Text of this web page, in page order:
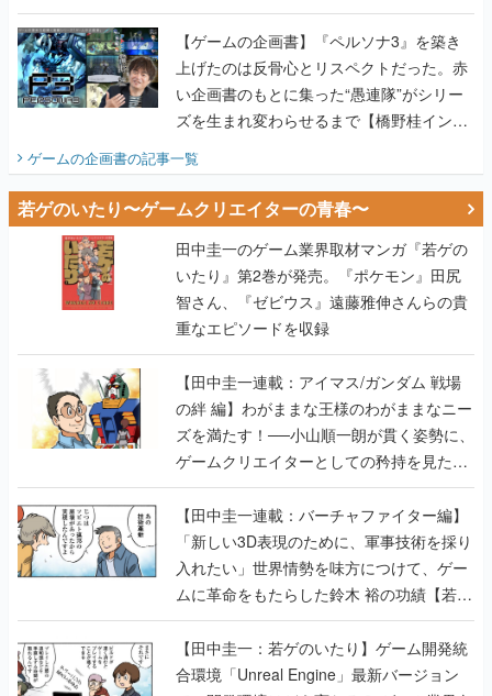
画書】
【ゲームの企画書】『ペルソナ3』を築き
上げたのは反骨心とリスペクトだった。赤
い企画書のもとに集った“愚連隊”がシリー
ズを生まれ変わらせるまで【橋野桂インタ
ビュー】
ゲームの企画書の記事一覧
若ゲのいたり〜ゲームクリエイターの青春〜
田中圭一のゲーム業界取材マンガ『若ゲの
いたり』第2巻が発売。『ポケモン』田尻
智さん、『ゼビウス』遠藤雅伸さんらの貴
重なエピソードを収録
【田中圭一連載：アイマス/ガンダム 戦場
の絆 編】わがままな王様のわがままなニー
ズを満たす！──小山順一朗が貫く姿勢に、
ゲームクリエイターとしての矜持を見た
【若ゲのいたり最終回】
【田中圭一連載：バーチャファイター編】
「新しい3D表現のために、軍事技術を採り
入れたい」世界情勢を味方につけて、ゲー
ムに革命をもたらした鈴木 裕の功績【若ゲ
のいたり】
【田中圭一：若ゲのいたり】ゲーム開発統
合環境「Unreal Engine」最新バージョン